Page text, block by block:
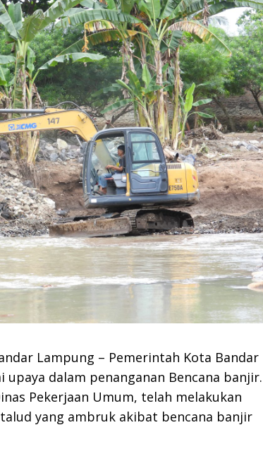
Lampung – Pemerintah Kota Bandar
dalam penanganan Bencana banjir.
Pekerjaan Umum, telah melakukan
yang ambruk akibat bencana banjir